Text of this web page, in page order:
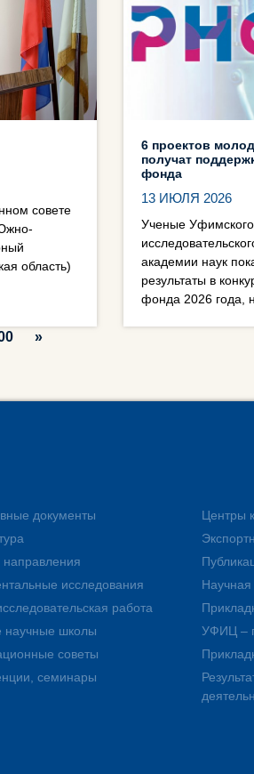
совете
область)
6 проектов
получат
фонда
13 ИЮЛЯ 2026
Ученые
академии наук
результаты в
фонда 2026 года,
»
документы
исследования
работа
научные школы
советы
семинары
Центры
Научная
УФИЦ –